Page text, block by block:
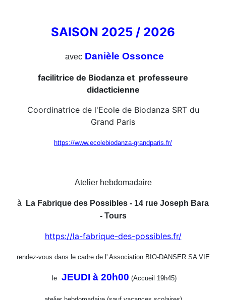
SAISON 2025 / 2026
avecDanièle Ossonce
facilitrice de Biodanza et professeure
didacticienne
Coordinatrice de l'Ecole de Biodanza SRT du
Grand Paris
https://www.ecolebiodanza-grandparis.fr/
Atelier hebdomadaire
à
La Fabrique des Possibles - 14 rue Joseph Bara
- Tours
https://la-fabrique-des-possibles.fr/
rendez-vous dans le cadre de l' Association BIO-DANSER SA VIE
le JEUDI à 20h00 (Accueil 19h45)